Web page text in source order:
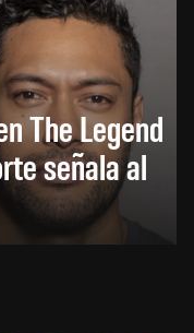
The Legend
señala al